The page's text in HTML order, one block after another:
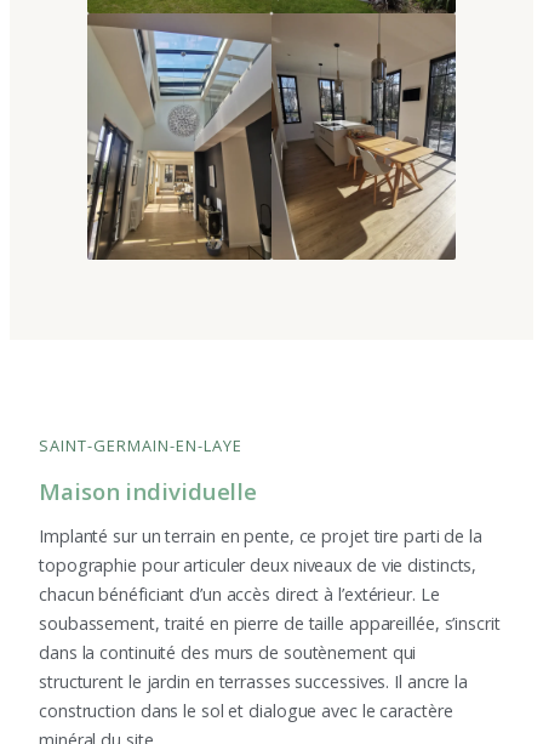
SAINT-GERMAIN-EN-LAYE
Maison individuelle
Implanté sur un terrain en pente, ce projet tire parti de la
topographie pour articuler deux niveaux de vie distincts,
chacun bénéficiant d’un accès direct à l’extérieur. Le
soubassement, traité en pierre de taille appareillée, s’inscrit
dans la continuité des murs de soutènement qui
structurent le jardin en terrasses successives. Il ancre la
construction dans le sol et dialogue avec le caractère